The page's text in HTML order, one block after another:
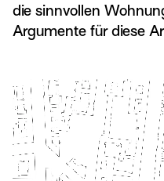
die sinnvollen
Argumente für diese